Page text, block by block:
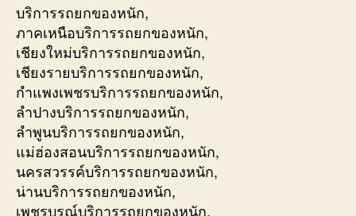
บริการรถยกของหนัก,
ภาคเหนือบริการรถยกของหนัก,
เชียงใหม่บริการรถยกของหนัก,
เชียงรายบริการรถยกของหนัก,
กำแพงเพชรบริการรถยกของหนัก,
ลำปางบริการรถยกของหนัก,
ลำพูนบริการรถยกของหนัก,
แม่ฮ่องสอนบริการรถยกของหนัก,
นครสวรรค์บริการรถยกของหนัก,
น่านบริการรถยกของหนัก,
เพชรบูรณ์บริการรถยกของหนัก,